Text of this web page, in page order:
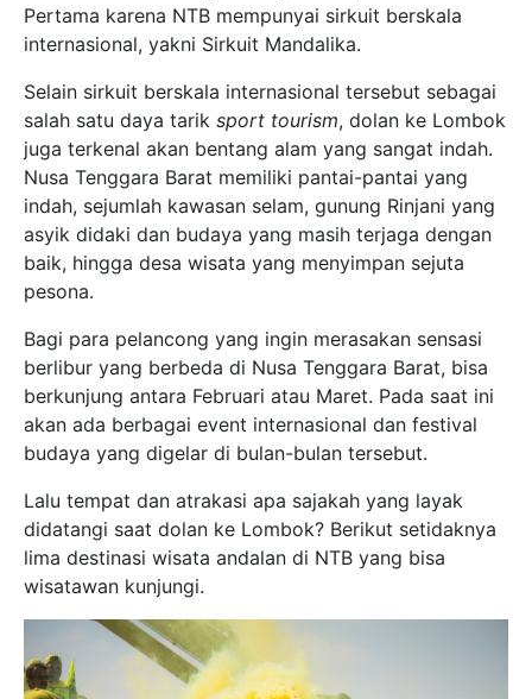
Pertama karena NTB mempunyai sirkuit berskala
internasional, yakni Sirkuit Mandalika.
Selain sirkuit berskala internasional tersebut sebagai
salah satu daya tarik sport tourism, dolan ke Lombok
juga terkenal akan bentang alam yang sangat indah.
Nusa Tenggara Barat memiliki pantai-pantai yang
indah, sejumlah kawasan selam, gunung Rinjani yang
asyik didaki dan budaya yang masih terjaga dengan
baik, hingga desa wisata yang menyimpan sejuta
pesona.
Bagi para pelancong yang ingin merasakan sensasi
berlibur yang berbeda di Nusa Tenggara Barat, bisa
berkunjung antara Februari atau Maret. Pada saat ini
akan ada berbagai event internasional dan festival
budaya yang digelar di bulan-bulan tersebut.
Lalu tempat dan atrakasi apa sajakah yang layak
didatangi saat dolan ke Lombok? Berikut setidaknya
lima destinasi wisata andalan di NTB yang bisa
wisatawan kunjungi.